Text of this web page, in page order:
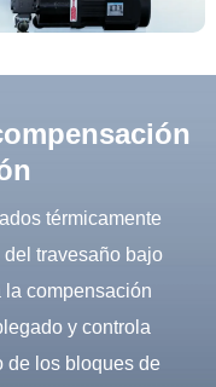
térmicamente
travesaño bajo
compensación
y controla
de los bloques de